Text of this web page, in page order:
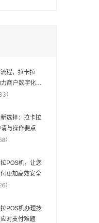
程，拉卡拉
力商户数字化转
）
选择：拉卡拉
与操作要点
）
POS机，让您
更加高效安全
）
POS机办理技
对支付难题